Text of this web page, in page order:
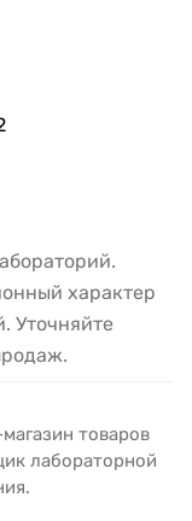
характер
Уточняйте
товаров
лабораторной